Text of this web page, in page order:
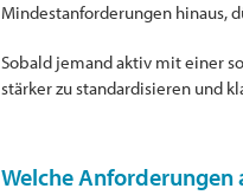
Mindestanforderungen hinaus,
Sobald jemand aktiv mit einer
stärker zu standardisieren und
Welche Anforderungen